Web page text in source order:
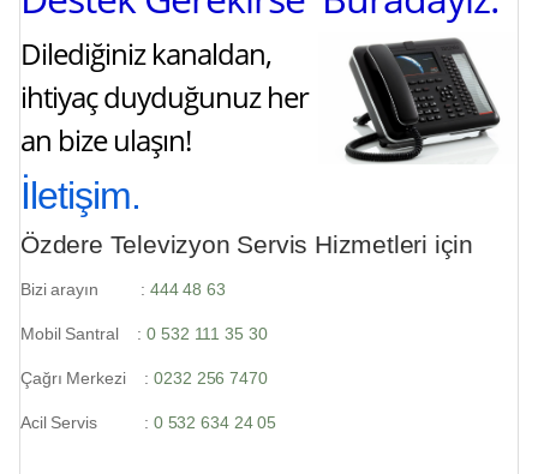
Dilediğiniz kanaldan,
ihtiyaç duyduğunuz her
an bize ulaşın!
İletişim.
Özdere Televizyon Servis Hizmetleri için
Bizi arayın : 444 48 63
Mobil Santral :0 532 111 35 30
Çağrı Merkezi :0232 256 7470
Acil Servis : 0 532 634 24 05